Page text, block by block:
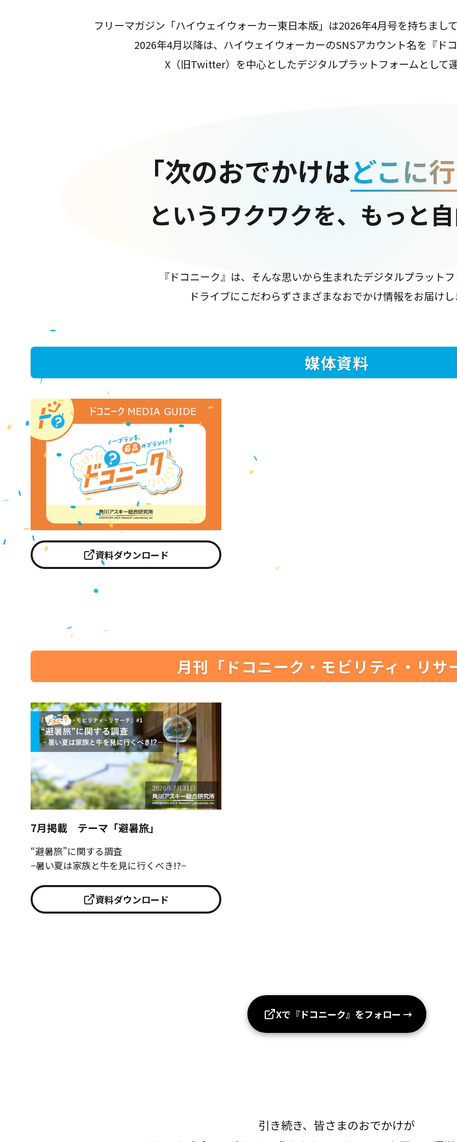
フリーマガジン「ハイウェイウォーカー東日本版」は2026年4月号を持ちまし
2026年4月以降は、ハイウェイウォーカーのSNSアカウント名を『ド
X（旧Twitter）を中心としたデジタルプラットフォームとして
「次のおでかけはどこに
というワクワクを、もっと
『ドコニーク』は、そんな思いから生まれたデジタルプラット
ドライブにこだわらずさまざまなおでかけ情報をお届け
媒体資料
資料ダウンロード
月刊「ドコニーク・モビリティ・リサ
7月掲載 テーマ「避暑旅」
“避暑旅”に関する調査
−暑い夏は家族と牛を見に行くべき!?−
資料ダウンロード
Xで『ドコニーク』をフォロー →
引き続き、皆さまのおでかけが